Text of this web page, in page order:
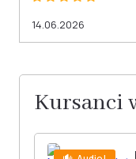
14.06.2026
Kursanci